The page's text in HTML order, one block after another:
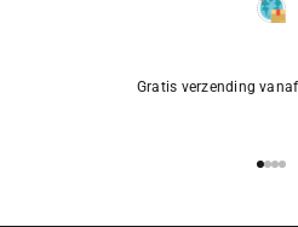
Gratis verzending
Naar